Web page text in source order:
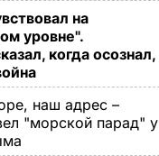
на
уровне".
когда осознал,
наш адрес –
"морской парад" у